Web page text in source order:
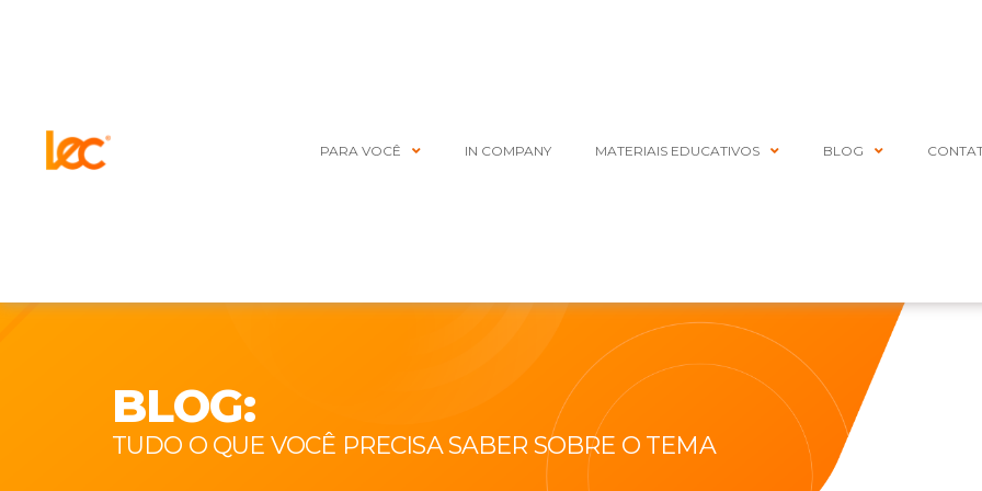
PARA VOCÊ IN COMPANY MATERIAIS EDUCATIVOS BLOG
BLOG:
TUDO O QUE VOCÊ PRECISA SABER SOBRE O TEMA